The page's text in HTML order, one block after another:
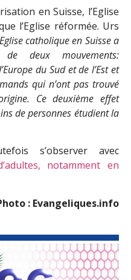
en Suisse, l’Eglise
l’Eglise réformée. Urs
catholique en Suisse a
de deux mouvements:
du Sud et de l’Est et
qui n’ont pas trouvé
Ce deuxième effet
de personnes étudient la
s’observer avec
notamment en
: Evangeliques.info